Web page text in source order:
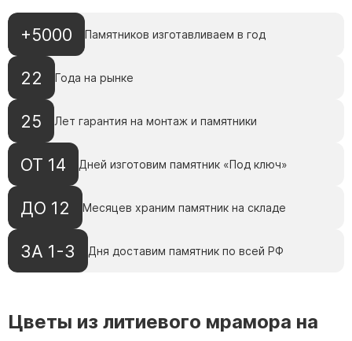
+5000 Памятников изготавливаем в год
22 Года на рынке
25 Лет гарантия на монтаж и памятники
ОТ 14 Дней изготовим памятник «Под ключ»
ДО 12 Месяцев храним памятник на складе
ЗА 1-3 Дня доставим памятник по всей РФ
Цветы из литиевого мрамора на